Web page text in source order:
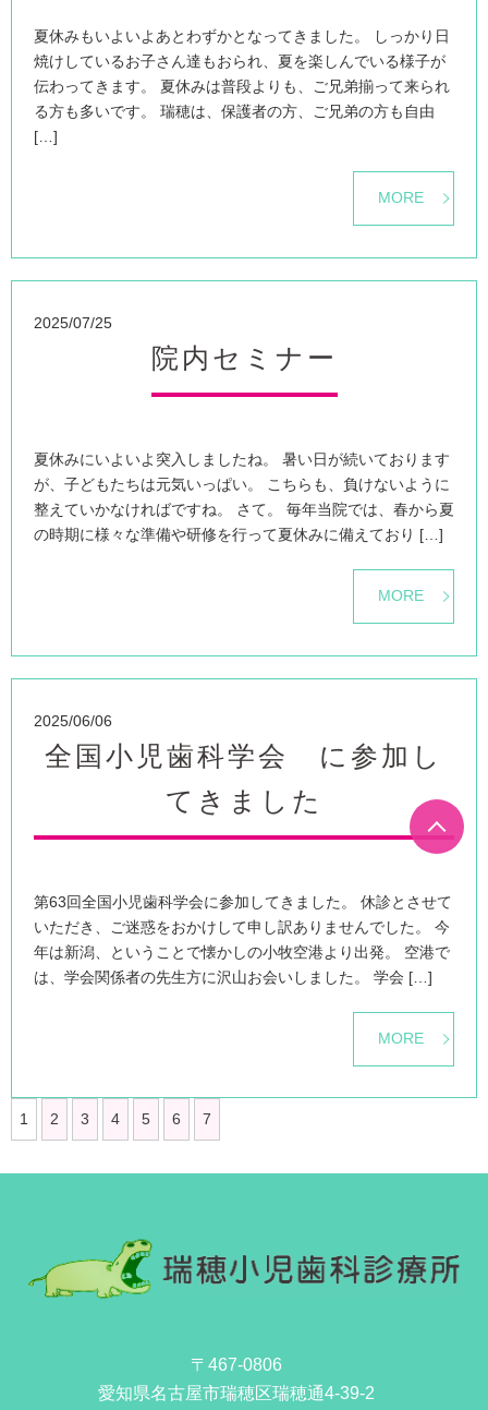
夏休みもいよいよあとわずかとなってきました。 しっかり日
焼けしているお子さん達もおられ、夏を楽しんでいる様子が
伝わってきます。 夏休みは普段よりも、ご兄弟揃って来られ
る方も多いです。 瑞穂は、保護者の方、ご兄弟の方も自由
[…]
MORE
2025/07/25
院内セミナー
夏休みにいよいよ突入しましたね。 暑い日が続いております
が、子どもたちは元気いっぱい。 こちらも、負けないように
整えていかなければですね。 さて。 毎年当院では、春から夏
の時期に様々な準備や研修を行って夏休みに備えており […]
MORE
2025/06/06
全国小児歯科学会 に参加し
てきました
第63回全国小児歯科学会に参加してきました。 休診とさせて
いただき、ご迷惑をおかけして申し訳ありませんでした。 今
年は新潟、ということで懐かしの小牧空港より出発。 空港で
は、学会関係者の先生方に沢山お会いしました。 学会 […]
MORE
1 2 3 4 5 6 7
〒467-0806
愛知県名古屋市瑞穂区瑞穂通4-39-2